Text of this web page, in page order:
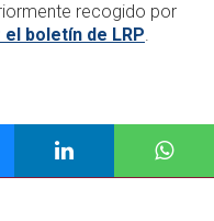
recogido por
el boletín de LRP.